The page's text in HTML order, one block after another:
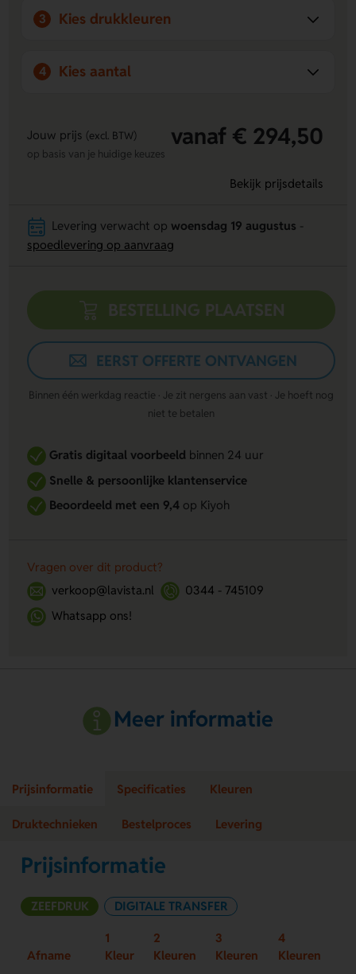
3 Kies drukkleuren
4 Kies aantal
Jouw prijs (excl. BTW) vanaf € 294,50
op basis van je huidige keuzes
Bekijk prijsdetails
Levering verwacht op woensdag 19 augustus
spoedlevering op aanvraag
BESTELLING PLAATSEN
EERST OFFERTE ONTVANGEN
Binnen één werkdag reactie · Je zit nergens aan vast · Je hoeft nog
niet te betalen
Gratis digitaal voorbeeldbinnen 24 uur
Snelle & persoonlijke klantenservice
Beoordeeld met een 9,4op Kiyoh
Vragen over dit product?
verkoop@lavista.nl
0344 - 745109
Whatsapp ons!
Meer informatie
Prijsinformatie Specificaties Kleuren
Druktechnieken Bestelproces Levering
Prijsinformatie
ZEEFDRUK DIGITALE TRANSFER
Afname
1
Kleur
2
Kleuren
3
Kleuren
4
Kleuren